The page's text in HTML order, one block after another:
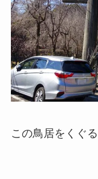
この鳥居をくぐ